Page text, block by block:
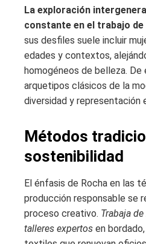
La exploración
constante en el trabajo de
sus desfiles suele incluir
edades y contextos,
homogéneos de belleza.
arquetipos clásicos de la
diversidad y representación
Métodos
sostenibilidad
El énfasis de Rocha en las
producción responsable se
proceso creativo. Trabaja
talleres expertos en